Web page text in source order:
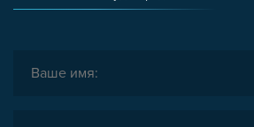
НАБОРЫ